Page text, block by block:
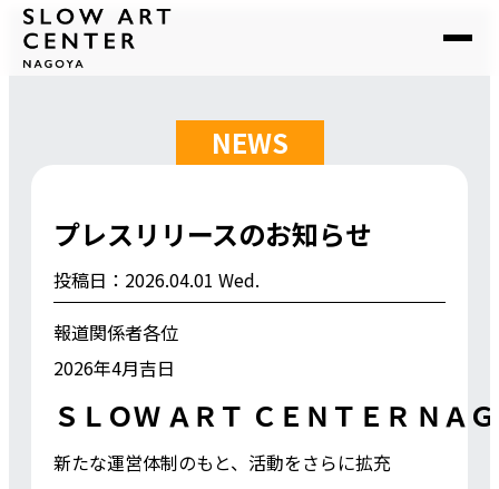
NEWS
プレスリリースのお知らせ
投稿日：2026.04.01 Wed.
報道関係者各位
2026年4月吉日
ＳＬＯＷ ＡＲＴ ＣＥＮＴＥＲ ＮＡ
新たな運営体制のもと、活動をさらに拡充